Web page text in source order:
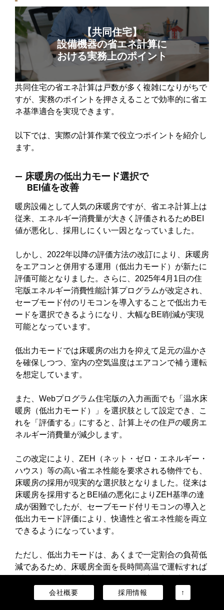
【共同住宅】
設備機器の省エネ計算に
おける実務上のポイント
共同住宅の省エネ計算は戸数が多く複雑になりがちで
すが、実務のポイントを押さえることで効率的に省エ
ネ基準適合を実現できます。
以下では、実際の計算作業で役立つポイントを紹介し
ます。
― 床暖房の低出力モード選択で
BEI値を改善
暖房設備として人気の床暖房ですが、省エネ計算上は
従来、エネルギー消費量が大きく評価されるためBEI
値が悪化し、採用しにくい一因となっていました。
しかし、2022年以降の評価方法の改訂により、床暖房
をエアコンと併用する運用（低出力モード）が新たに
評価可能となりました。さらに、2025年4月1日の住
宅版エネルギー消費性能計算プログラムが改定され、
セーブモード付のリモコンを導入することで低出力モ
ードを選択できるようになり、大幅なBEI削減が実現
可能となっています。
低出力モードでは床暖房の出力を抑えて足元の温かさ
を確保しつつ、室内の空気温度はエアコンで補う運転
を想定しています。
また、Webプログラム住宅版の入力画面でも「温水床
暖房（低出力モード）」を選択肢として設定でき、こ
れを「評価する」にすると、計算上その住戸の暖房エ
ネルギー消費量が減少します。
この改定により、ZEH（ネット・ゼロ・エネルギー・
ハウス）等の高い省エネ性能を要求される物件でも、
床暖房の採用が現実的な選択肢となりました。従来は
床暖房を採用するとBEI値の悪化によりZEH基準の達
成が困難でしたが、セーブモード付リモコンの導入と
低出力モード評価により、快適性と省エネ性能を両立
できるようになっています。
ただし、低出力モードは、あくまで一定割合の負荷低
減であるため、床暖房全面を長時間高温で運転すれば
があるため、その範囲で正しく運用されることが前提
です。
会社概要 採用情報 ↑